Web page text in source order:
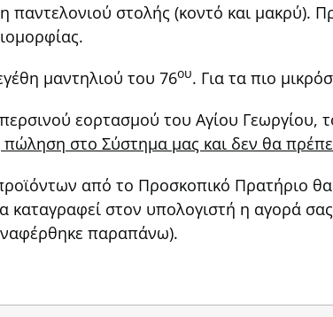
παντελονιού στολής (κοντό και μακρύ).
μαντηλιού του 76ου. Για τα πιο
εορτασμού του Αγίου Γεωργίου,
πώληση στο Σύστημα μας και δεν θα
από το Προσκοπικό Πρατήριο
καταγραφεί στον υπολογιστή η αγορά
παραπάνω).